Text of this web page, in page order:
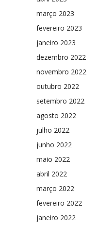
março 2023
fevereiro 2023
janeiro 2023
dezembro 2022
novembro 2022
outubro 2022
setembro 2022
agosto 2022
julho 2022
junho 2022
maio 2022
abril 2022
março 2022
fevereiro 2022
janeiro 2022